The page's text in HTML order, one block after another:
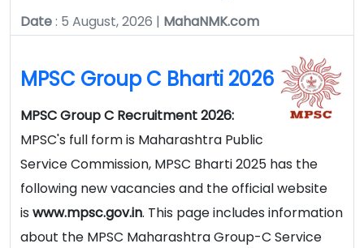
Date: 5 August, 2026 | MahaNMK.com
MPSC Group C Bharti 2026
MPSC Group C Recruitment 2026:
MPSC's full form is Maharashtra Public
Service Commission, MPSC Bharti 2025 has the
following new vacancies and the official website
is www.mpsc.gov.in. This page includes information
about the MPSC Maharashtra Group-C Service